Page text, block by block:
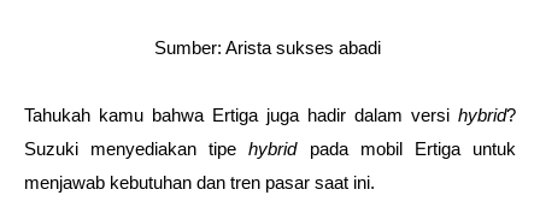
Sumber: Arista sukses abadi
Tahukah kamu bahwa Ertiga juga hadir dalam versi hybrid?
Suzuki menyediakan tipe hybrid pada mobil Ertiga untuk
menjawab kebutuhan dan tren pasar saat ini.